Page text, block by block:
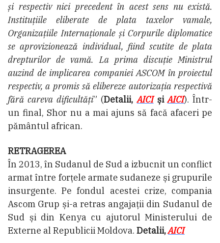
și respectiv nici precedent în acest sens nu există.
Instituțiile eliberate de plata taxelor vamale,
Organizațiile Internaționale și Corpurile diplomatice
se aprovizionează individual, fiind scutite de plata
drepturilor de vamă. La prima discuție Ministrul
auzind de implicarea companiei ASCOM în proiectul
respectiv, a promis să elibereze autorizația respectivă
fără careva dificultăți” (Detalii,AICIșiAICI). Într-
un final, Shor nu a mai ajuns să facă afaceri pe
pământul african.
RETRAGEREA
În 2013, în Sudanul de Sud a izbucnit un conflict
armat între forțele armate sudaneze și grupurile
insurgente. Pe fondul acestei crize, compania
Ascom Grup și-a retras angajații din Sudanul de
Sud și din Kenya cu ajutorul Ministerului de
Externe al Republicii Moldova. Detalii,AICI